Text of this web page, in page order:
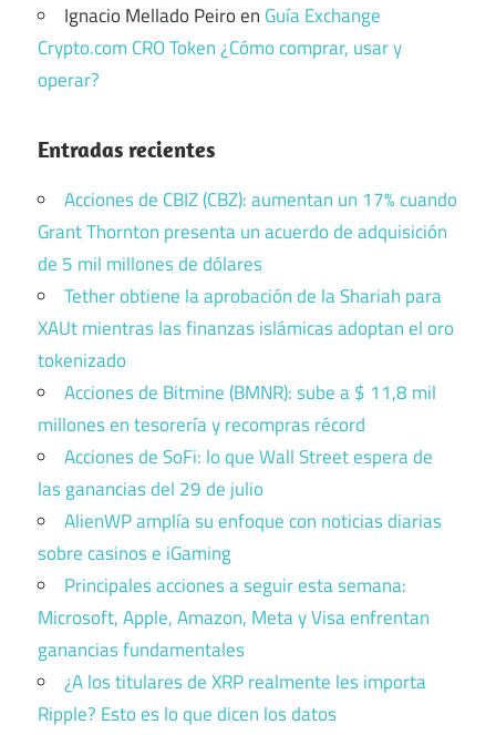
Ignacio Mellado Peiroen Guía Exchange
Crypto.com CRO Token ¿Cómo comprar, usar y
operar?
Entradas recientes
Acciones de CBIZ (CBZ): aumentan un 17% cuando
Grant Thornton presenta un acuerdo de adquisición
de 5 mil millones de dólares
Tether obtiene la aprobación de la Shariah para
XAUt mientras las finanzas islámicas adoptan el oro
tokenizado
Acciones de Bitmine (BMNR): sube a $ 11,8 mil
millones en tesorería y recompras récord
Acciones de SoFi: lo que Wall Street espera de
las ganancias del 29 de julio
AlienWP amplía su enfoque con noticias diarias
sobre casinos e iGaming
Principales acciones a seguir esta semana:
Microsoft, Apple, Amazon, Meta y Visa enfrentan
ganancias fundamentales
¿A los titulares de XRP realmente les importa
Ripple? Esto es lo que dicen los datos